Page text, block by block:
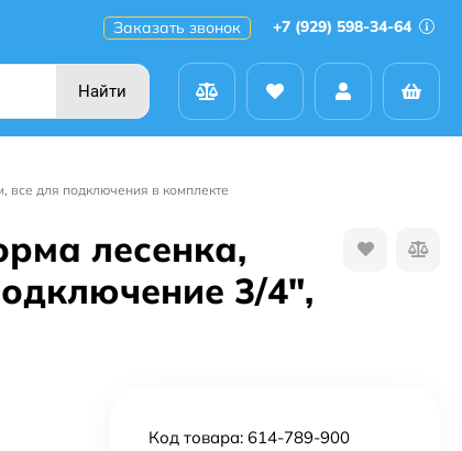
Заказать звонок +7 (929) 598-34-64
Найти
для подключения в комплекте
лесенка,
3/4",
Код товара: 614-789-900